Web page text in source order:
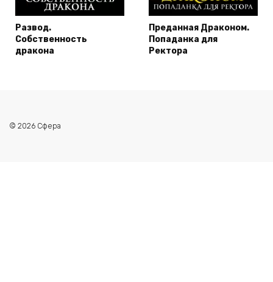
Развод.
Собственность
дракона
Преданная Драконом.
Попаданка для
Ректора
© 2026 Сфера